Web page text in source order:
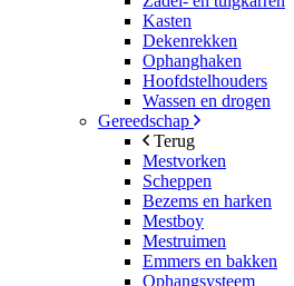
Kasten
Dekenrekken
Ophanghaken
Hoofdstelhouders
Wassen en drogen
Gereedschap
Terug
Mestvorken
Scheppen
Bezems en harken
Mestboy
Mestruimen
Emmers en bakken
Ophangsysteem